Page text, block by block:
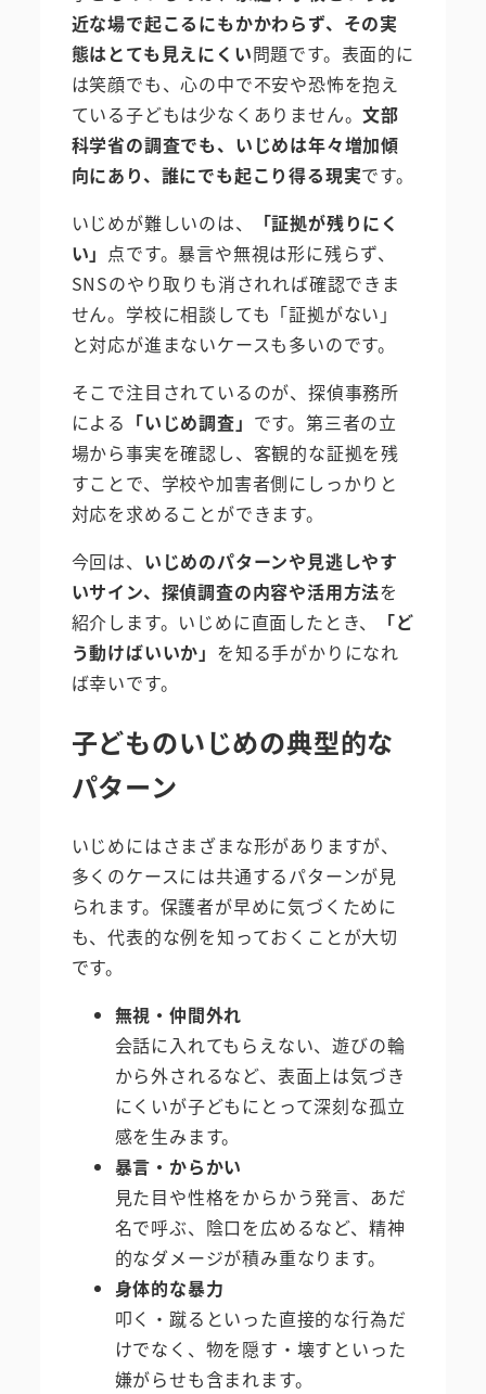
近な場で起こるにもかかわらず、その実
態はとても見えにくい問題です。表面的に
は笑顔でも、心の中で不安や恐怖を抱え
ている子どもは少なくありません。文部
科学省の調査でも、いじめは年々増加傾
向にあり、誰にでも起こり得る現実です。
いじめが難しいのは、
「証拠が残りにく
い」 点です。暴言や無視は形に残らず、
SNSのやり取りも消されれば確認できま
せん。学校に相談しても「証拠がない」
と対応が進まないケースも多いのです。
そこで注目されているのが、探偵事務所
による 「いじめ調査」 です。第三者の立
場から事実を確認し、客観的な証拠を残
すことで、学校や加害者側にしっかりと
対応を求めることができます。
今回は、 いじめのパターンや見逃しやす
いサイン、探偵調査の内容や活用方法を
紹介します。いじめに直面したとき、
「ど
う動けばいいか」 を知る手がかりになれ
ば幸いです。
子どものいじめの典型的な
パターン
いじめにはさまざまな形がありますが、
多くのケースには共通するパターンが見
られます。保護者が早めに気づくために
も、代表的な例を知っておくことが大切
です。
無視・仲間外れ
会話に入れてもらえない、遊びの輪
から外されるなど、表面上は気づき
にくいが子どもにとって深刻な孤立
感を生みます。
暴言・からかい
見た目や性格をからかう発言、あだ
名で呼ぶ、陰口を広めるなど、精神
的なダメージが積み重なります。
身体的な暴力
叩く・蹴るといった直接的な行為だ
けでなく、物を隠す・壊すといった
嫌がらせも含まれます。